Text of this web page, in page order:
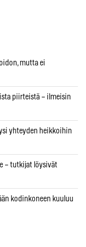
mutta ei
piirteistä – ilmeisin
yhteyden heikkoihin
– tutkijat löysivät
kodinkoneen kuuluu